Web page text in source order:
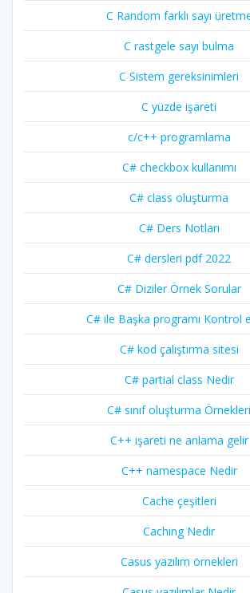
C Random farklı sayı
C rastgele sayı bulma
C Sistem gereksinimleri
C yüzde işareti
c/c++ programlama
C# checkbox kullanımı
C# class oluşturma
C# Ders Notları
C# dersleri pdf 2022
C# Diziler Örnek Sorular
C# ile Başka programı Kontrol
C# kod çalıştırma sitesi
C# partial class Nedir
C# sınıf oluşturma Örnekleri
C++ işareti ne anlama gelir
C++ namespace Nedir
Cache çeşitleri
Caching Nedir
Casus yazılım örnekleri